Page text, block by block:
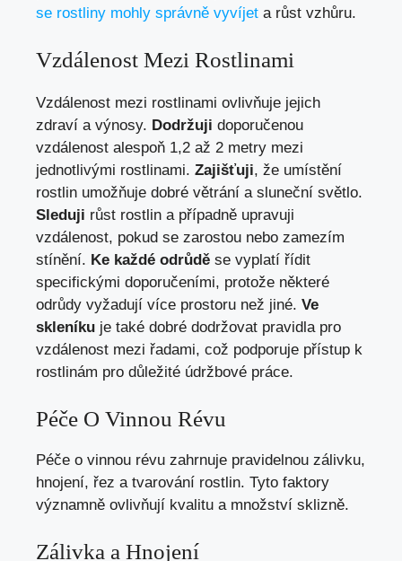
se rostliny mohly správně vyvíjet a růst vzhůru.
Vzdálenost Mezi Rostlinami
Vzdálenost mezi rostlinami ovlivňuje jejich
zdraví a výnosy. Dodržuji doporučenou
vzdálenost alespoň 1,2 až 2 metry mezi
jednotlivými rostlinami. Zajišťuji, že umístění
rostlin umožňuje dobré větrání a sluneční světlo.
Sleduji růst rostlin a případně upravuji
vzdálenost, pokud se zarostou nebo zamezím
stínění. Ke každé odrůdě se vyplatí řídit
specifickými doporučeními, protože některé
odrůdy vyžadují více prostoru než jiné. Ve
skleníku je také dobré dodržovat pravidla pro
vzdálenost mezi řadami, což podporuje přístup k
rostlinám pro důležité údržbové práce.
Péče O Vinnou Révu
Péče o vinnou révu zahrnuje pravidelnou zálivku,
hnojení, řez a tvarování rostlin. Tyto faktory
významně ovlivňují kvalitu a množství sklizně.
Zálivka a Hnojení